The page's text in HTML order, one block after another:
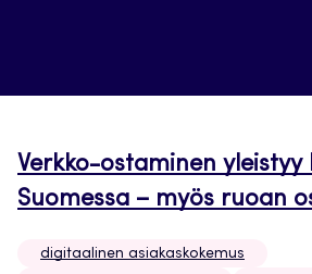
Verkko-ostaminen
Suomessa – myös ruoan
digitaalinen asiakaskokemus